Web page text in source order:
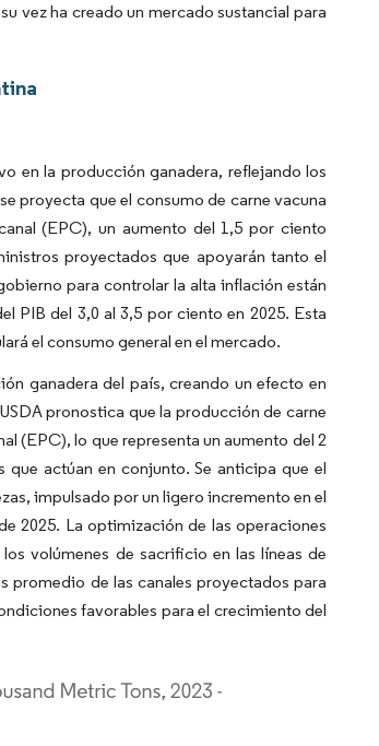
vez ha creado un mercado sustancial para
en la producción ganadera, reflejando los
proyecta que el consumo de carne vacuna
(EPC), un aumento del 1,5 por ciento
proyectados que apoyarán tanto el
para controlar la alta inflación están
PIB del 3,0 al 3,5 por ciento en 2025. Esta
el consumo general en el mercado.
ganadera del país, creando un efecto en
pronostica que la producción de carne
(EPC), lo que representa un aumento del 2
actúan en conjunto. Se anticipa que el
impulsado por un ligero incremento en el
2025. La optimización de las operaciones
volúmenes de sacrificio en las líneas de
promedio de las canales proyectados para
favorables para el crecimiento del